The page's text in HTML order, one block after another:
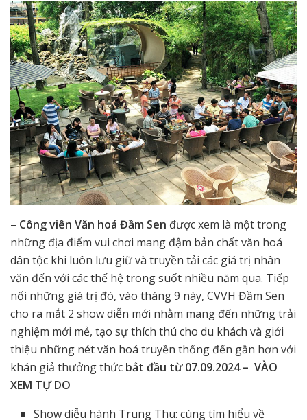
– Công viên Văn hoá Đầm Sen được xem là một trong
những địa điểm vui chơi mang đậm bản chất văn hoá
dân tộc khi luôn lưu giữ và truyền tải các giá trị nhân
văn đến với các thế hệ trong suốt nhiều năm qua. Tiếp
nối những giá trị đó, vào tháng 9 này, CVVH Đầm Sen
cho ra mắt 2 show diễn mới nhằm mang đến những trải
nghiệm mới mẻ, tạo sự thích thú cho du khách và giới
thiệu những nét văn hoá truyền thống đến gần hơn với
khán giả thưởng thức bắt đầu từ 07.09.2024 – VÀO
XEM TỰ DO
Show diễu hành Trung Thu: cùng tìm hiểu về